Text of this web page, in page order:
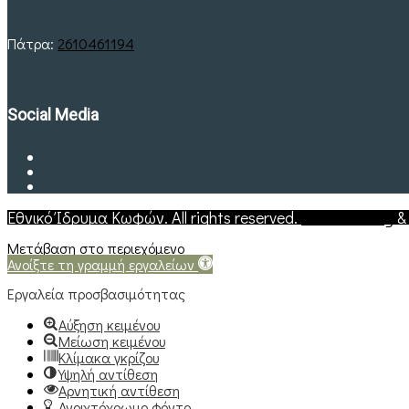
Πάτρα: 2610461194
Social Media
Εθνικό Ίδρυμα Κωφών. All rights reserved.Web Hosting&
Μετάβαση στο περιεχόμενο
Ανοίξτε τη γραμμή εργαλείων
Εργαλεία προσβασιμότητας
Αύξηση κειμένου
Μείωση κειμένου
Κλίμακα γκρίζου
Υψηλή αντίθεση
Αρνητική αντίθεση